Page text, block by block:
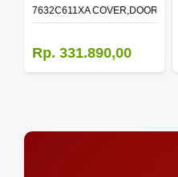
7632C611XA COVER,DOOR
Rp. 331.890,00